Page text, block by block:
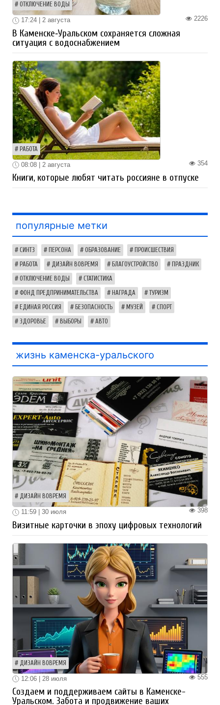
ОТКЛЮЧЕНИЕ ВОДЫ
2226
17:24 | 2 августа
В Каменске‑Уральском сохраняется сложная
ситуация с водоснабжением
РАБОТА
354
08:08 | 2 августа
Книги, которые любят читать россияне в отпуске
популярные метки
СИНТЗ ПЕРСОНА ОБРАЗОВАНИЕ ПРОИСШЕСТВИЯ
РАБОТА ДИЗАЙН ВОВРЕМЯ БЛАГОУСТРОЙСТВО ПРАЗДНИК
ОТКЛЮЧЕНИЕ ВОДЫ СТАТИСТИКА
ФОНД ПРЕДПРИНИМАТЕЛЬСТВА НАГРАДА ТУРИЗМ
ЕДИНАЯ РОССИЯ БЕЗОПАСНОСТЬ МУЗЕЙ СПОРТ
ЗДОРОВЬЕ ВЫБОРЫ АВТО
жизнь каменска-уральского
ДИЗАЙН ВОВРЕМЯ
398
11:59 | 30 июля
Визитные карточки в эпоху цифровых технологий
ДИЗАЙН ВОВРЕМЯ
555
12:06 | 28 июля
Создаем и поддерживаем сайты в Каменске-
Уральском. Забота и продвижение ваших